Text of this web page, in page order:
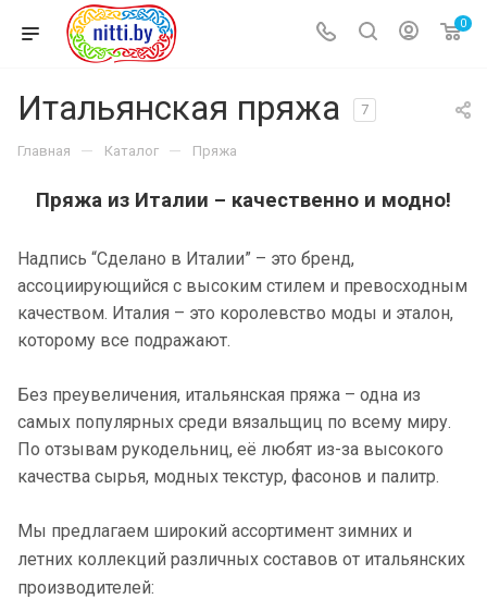
0
Итальянская пряжа 7
Главная — Каталог — Пряжа
Пряжа из Италии – качественно и модно!
Надпись “Сделано в Италии” – это бренд,
ассоциирующийся с высоким стилем и превосходным
качеством. Италия – это королевство моды и эталон,
которому все подражают.
Без преувеличения, итальянская пряжа – одна из
самых популярных среди вязальщиц по всему миру.
По отзывам рукодельниц, её любят из-за высокого
качества сырья, модных текстур, фасонов и палитр.
Мы предлагаем широкий ассортимент зимних и
летних коллекций различных составов от итальянских
производителей: